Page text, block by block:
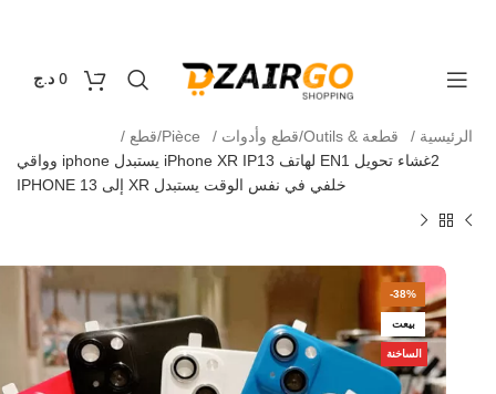
0
0 د.ج
الرئيسية قطعة & Outils/قطع وأدوات
Pièce/قطع
2غشاء تحويل EN1 لهاتف iPhone XR IP13 يستبدل iphone وواقي
خلفي في نفس الوقت يستبدل XR إلى IPHONE 13
-38%
بيعت
الساخنة